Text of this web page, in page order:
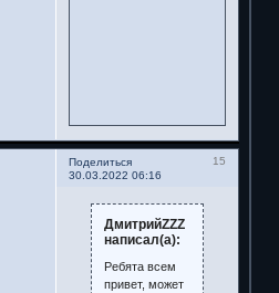
Поделиться
15
30.03.2022 06:16
ДмитрийZZZ
написал(а):
Ребята всем
привет, может